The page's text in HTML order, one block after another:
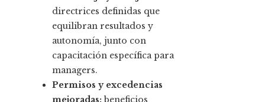
directrices definidas que
equilibran resultados y
autonomía, junto con
capacitación específica para
managers.
Permisos y excedencias
mejoradas: beneficios